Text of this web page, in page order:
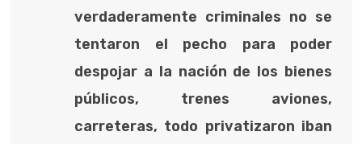
verdaderamente criminales no se
tentaron el pecho para poder
despojar a la nación de los bienes
públicos, trenes aviones,
carreteras, todo privatizaron iban